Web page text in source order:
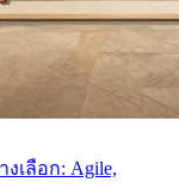
งเลือก: Agile,